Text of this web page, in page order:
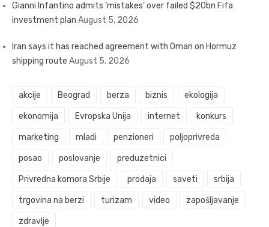
Gianni Infantino admits ‘mistakes’ over failed $20bn Fifa
investment plan August 5, 2026
Iran says it has reached agreement with Oman on Hormuz
shipping route August 5, 2026
akcije Beograd berza biznis ekologija
ekonomija Evropska Unija internet konkurs
marketing mladi penzioneri poljoprivreda
posao poslovanje preduzetnici
Privredna komora Srbije prodaja saveti srbija
trgovina na berzi turizam video zapošljavanje
zdravlje